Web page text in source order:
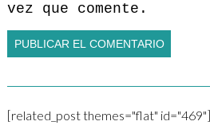
vez que comente.
[related_post themes="flat" id="469"]